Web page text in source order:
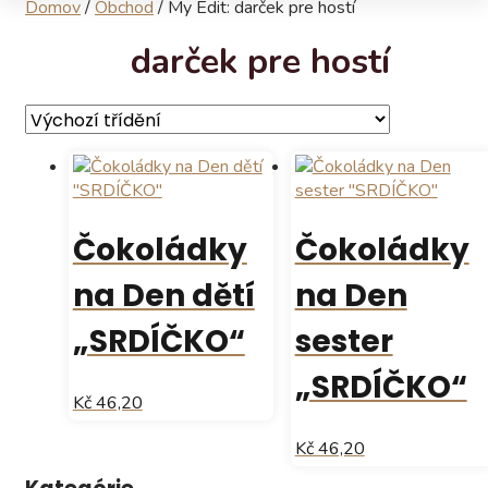
Domov/Obchod / My Edit: darček pre hostí
darček pre hostí
Čokoládky
na Den dětí
„SRDÍČKO“
Kč 46,20
má
Čokoládky
na Den
sester
„SRDÍČKO“
Kč 46,20